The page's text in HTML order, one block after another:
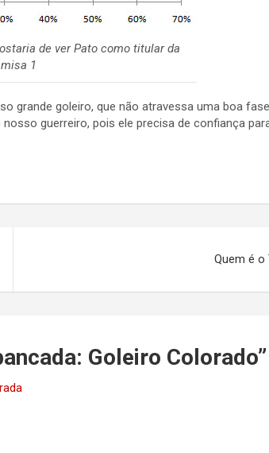
de ver Pato como titular da
1
grande goleiro, que não atravessa uma boa
guerreiro, pois ele precisa de confiança
Quem é o
Goleiro Colorado”